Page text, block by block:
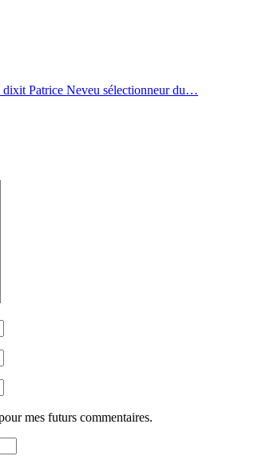
Patrice Neveu sélectionneur du…
mes futurs commentaires.